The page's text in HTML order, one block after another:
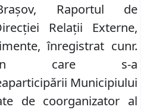
Raportul de
Relaţii Externe,
, înregistrat cunr.
care s-a
participării Municipiului
de coorganizator al